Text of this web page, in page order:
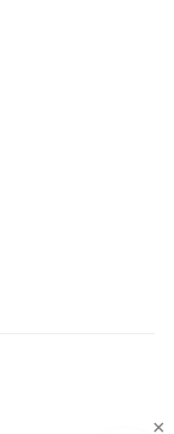
×